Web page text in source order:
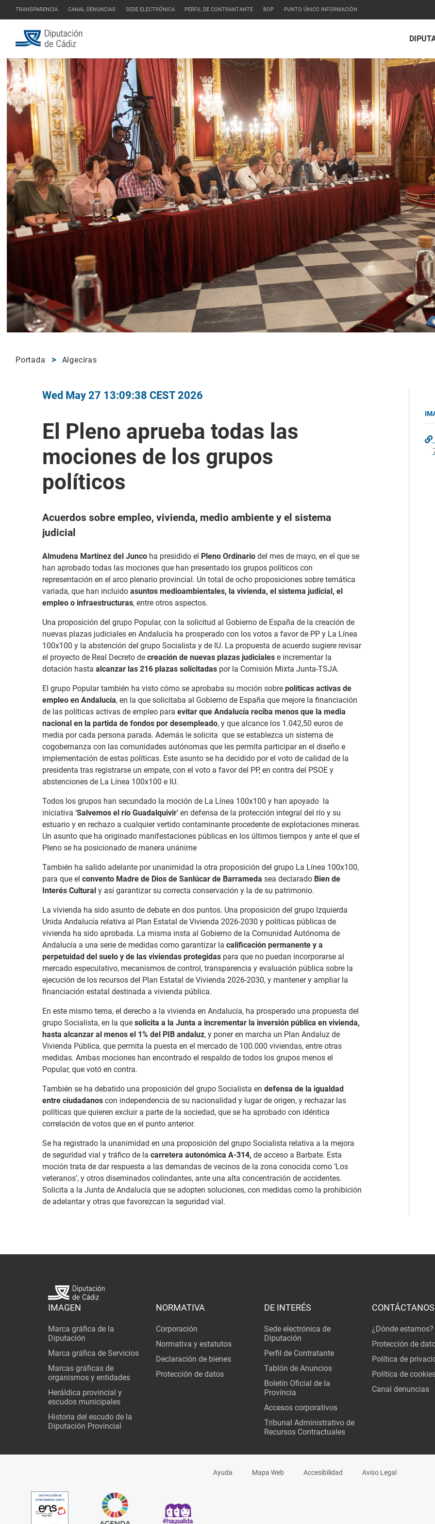
TRANSPARENCIA CANAL DENUNCIAS SEDE ELECTRÓNICA PERFIL DE CONTRANTANTE BOP PUNTO ÚNICO INFORMACIÓN
Portada Algeciras
Wed May 27 13:09:38 CEST 2026
El Pleno aprueba todas las
mociones de los grupos
políticos
Acuerdos sobre empleo, vivienda, medio ambiente y el sistema
judicial
Almudena Martínez del Junco ha presidido el Pleno Ordinario del mes de mayo, en el que se
han aprobado todas las mociones que han presentado los grupos políticos con
representación en el arco plenario provincial. Un total de ocho proposiciones sobre temática
variada, que han incluido asuntos medioambientales, la vivienda, el sistema judicial, el
empleo o infraestructuras, entre otros aspectos.
Una proposición del grupo Popular, con la solicitud al Gobierno de España de la creación de
nuevas plazas judiciales en Andalucía ha prosperado con los votos a favor de PP y La Línea
100x100 y la abstención del grupo Socialista y de IU. La propuesta de acuerdo sugiere revisar
el proyecto de Real Decreto de creación de nuevas plazas judiciales e incrementar la
dotación hasta alcanzar las 216 plazas solicitadas por la Comisión Mixta Junta-TSJA.
El grupo Popular también ha visto cómo se aprobaba su moción sobre políticas activas de
empleo en Andalucía, en la que solicitaba al Gobierno de España que mejore la financiación
de las políticas activas de empleo para evitar que Andalucía reciba menos que la media
nacional en la partida de fondos por desempleado, y que alcance los 1.042,50 euros de
media por cada persona parada. Además le solicita que se establezca un sistema de
cogobernanza con las comunidades autónomas que les permita participar en el diseño e
implementación de estas políticas. Este asunto se ha decidido por el voto de calidad de la
presidenta tras registrarse un empate, con el voto a favor del PP, en contra del PSOE y
abstenciones de La Línea 100x100 e IU.
Todos los grupos han secundado la moción de La Línea 100x100 y han apoyado la
iniciativa ‘Salvemos el río Guadalquivir’ en defensa de la protección integral del río y su
estuario y en rechazo a cualquier vertido contaminante procedente de explotaciones mineras.
Un asunto que ha originado manifestaciones públicas en los últimos tiempos y ante el que el
Pleno se ha posicionado de manera unánime
También ha salido adelante por unanimidad la otra proposición del grupo La Línea 100x100,
para que el convento Madre de Dios de Sanlúcar de Barrameda sea declarado Bien de
Interés Cultural y así garantizar su correcta conservación y la de su patrimonio.
La vivienda ha sido asunto de debate en dos puntos. Una proposición del grupo Izquierda
Unida Andalucía relativa al Plan Estatal de Vivienda 2026-2030 y políticas públicas de
vivienda ha sido aprobada. La misma insta al Gobierno de la Comunidad Autónoma de
Andalucía a una serie de medidas como garantizar la calificación permanente y a
perpetuidad del suelo y de las viviendas protegidas para que no puedan incorporarse al
mercado especulativo, mecanismos de control, transparencia y evaluación pública sobre la
ejecución de los recursos del Plan Estatal de Vivienda 2026-2030, y mantener y ampliar la
financiación estatal destinada a vivienda pública.
En este mismo tema, el derecho a la vivienda en Andalucía, ha prosperado una propuesta del
grupo Socialista, en la que solicita a la Junta a incrementar la inversión pública en vivienda,
hasta alcanzar al menos el 1% del PIB andaluz, y poner en marcha un Plan Andaluz de
Vivienda Pública, que permita la puesta en el mercado de 100.000 viviendas, entre otras
medidas. Ambas mociones han encontrado el respaldo de todos los grupos menos el
Popular, que votó en contra.
También se ha debatido una proposición del grupo Socialista en defensa de la igualdad
entre ciudadanos con independencia de su nacionalidad y lugar de origen, y rechazar las
políticas que quieren excluir a parte de la sociedad, que se ha aprobado con idéntica
correlación de votos que en el punto anterior.
Se ha registrado la unanimidad en una proposición del grupo Socialista relativa a la mejora
de seguridad vial y tráfico de la carretera autonómica A-314, de acceso a Barbate. Esta
moción trata de dar respuesta a las demandas de vecinos de la zona conocida como ‘Los
veteranos’, y otros diseminados colindantes, ante una alta concentración de accidentes.
Solicita a la Junta de Andalucía que se adopten soluciones, con medidas como la prohibición
de adelantar y otras que favorezcan la seguridad vial.
IMAGEN
Marca gráfica de la
Diputación
Marca gráfica de Servicios
Marcas gráficas de
organismos y entidades
Heráldica provincial y
escudos municipales
Historia del escudo de la
Diputación Provincial
NORMATIVA
Corporación
Normativa y estatutos
Declaración de bienes
Protección de datos
DE INTERÉS
Sede electrónica de
Diputación
Perfil de Contratante
Tablón de Anuncios
Boletín Oficial de la
Província
Accesos corporativos
Tribunal Administrativo de
Recursos Contractuales
CONTÁCTANOS
¿Dónde estamos?
Protección de
Política de
Política de
Canal denuncias
Ayuda Mapa Web Accesibilidad Aviso Legal